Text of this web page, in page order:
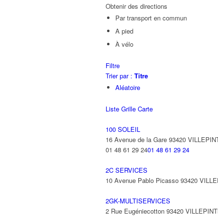
Obtenir des directions
Par transport en commun
A pied
À vélo
Filtre
Trier par : Titre
Aléatoire
Liste Grille Carte
100 SOLEIL
16 Avenue de la Gare 93420
01 48 61 29 2401 48 61 29 24
2C SERVICES
10 Avenue Pablo Picasso 93420
2GK-MULTISERVICES
2 Rue Eugéniecotton 93420